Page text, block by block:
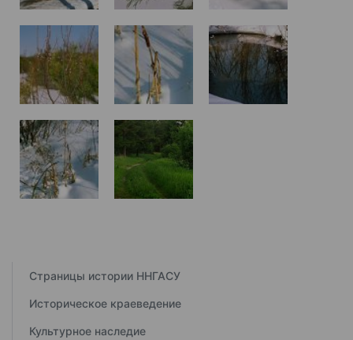
Страницы истории ННГАСУ
Историческое краеведение
Культурное наследие